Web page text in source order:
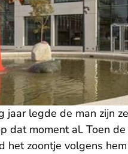
jaar legde de man zijn
dat moment al. Toen
het zoontje volgens